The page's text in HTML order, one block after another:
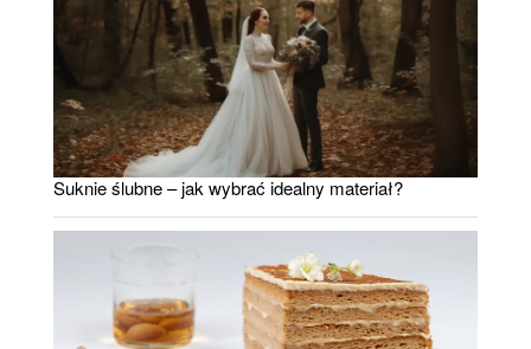
Suknie ślubne – jak wybrać idealny materiał?